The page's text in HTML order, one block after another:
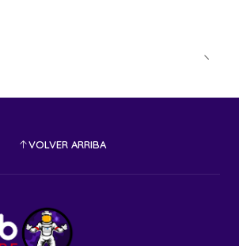
VOLVER ARRIBA